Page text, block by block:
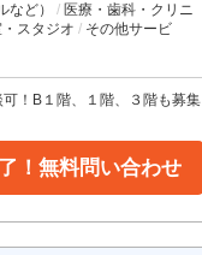
など）
医療・歯科・クリニ
スタジオ
その他サービ
！B１階、１階、３階も募集
！無料問い合わせ